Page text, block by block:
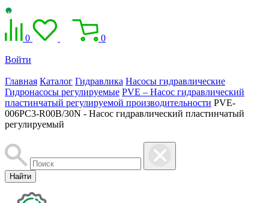
0 0
Войти
Главная Каталог Гидравлика Насосы гидравлические
Гидронасосы регулируемые PVE – Насос гидравлический
пластинчатый регулируемой производительности PVE-
006PC3-R00B/30N - Насос гидравлический пластинчатый
регулируемый
Найти